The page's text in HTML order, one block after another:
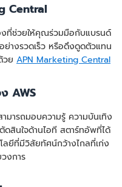
Central
งที่ช่วยให้คุณร่วมมือกับแบรนด์
ย่างรวดเร็ว หรือดึงดูดตัวแทน
วย APN Marketing Central
AWS
มารถมอบความรู้ ความบันเทิง
สินใจด้านไอที สตาร์ทอัพที่ได้
ลยีที่มีวิสัยทัศน์กว้างไกลที่เก่ง
งการ